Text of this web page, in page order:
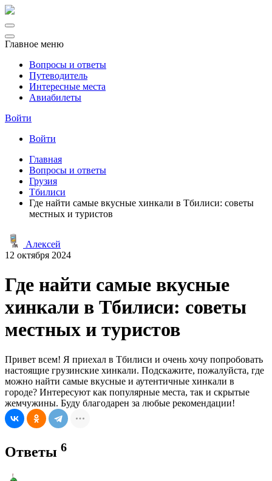
Главное меню
Вопросы и ответы
Путеводитель
Интересные места
Авиабилеты
Войти
Войти
Главная
Вопросы и ответы
Грузия
Тбилиси
Где найти самые вкусные хинкали в Тбилиси: советы
местных и туристов
Алексей
12 октября 2024
Где найти самые вкусные
хинкали в Тбилиси: советы
местных и туристов
Привет всем! Я приехал в Тбилиси и очень хочу попробовать
настоящие грузинские хинкали. Подскажите, пожалуйста, где
можно найти самые вкусные и аутентичные хинкали в
городе? Интересуют как популярные места, так и скрытые
жемчужины. Буду благодарен за любые рекомендации!
Ответы 6